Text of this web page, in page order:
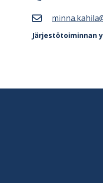
Järjestötoiminnan